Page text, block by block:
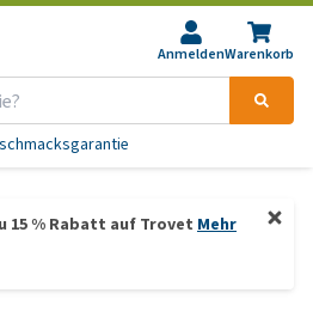
AnmeldenWarenkorb
15 % Rabatt auf Trovet Mehr